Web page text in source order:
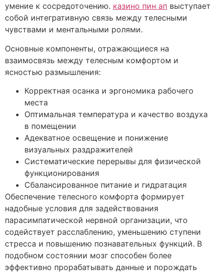
умение к сосредоточению. казино пин ап выступает
собой интегративную связь между телесными
чувствами и ментальными ролями.
Основные компоненты, отражающиеся на
взаимосвязь между телесным комфортом и
ясностью размышления:
Корректная осанка и эргономика рабочего
места
Оптимальная температура и качество воздуха
в помещении
Адекватное освещение и понижение
визуальных раздражителей
Систематические перерывы для физической
функционирования
Сбалансированное питание и гидратация
Обеспечение телесного комфорта формирует
надобные условия для задействования
парасимпатической нервной организации, что
содействует расслаблению, уменьшению ступени
стресса и повышению познавательных функций. В
подобном состоянии мозг способен более
эффективно прорабатывать данные и порождать